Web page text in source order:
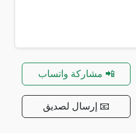
📲 مشاركة واتساب
📧 إرسال لصديق